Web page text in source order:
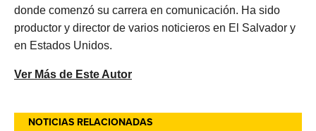
NOTICIAS RELACIONADAS
donde comenzó su carrera en comunicación. Ha sido
productor y director de varios noticieros en El Salvador y
en Estados Unidos.
Ver Más de Este Autor